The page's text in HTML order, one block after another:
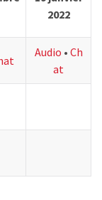
2022
Audio • Ch
at